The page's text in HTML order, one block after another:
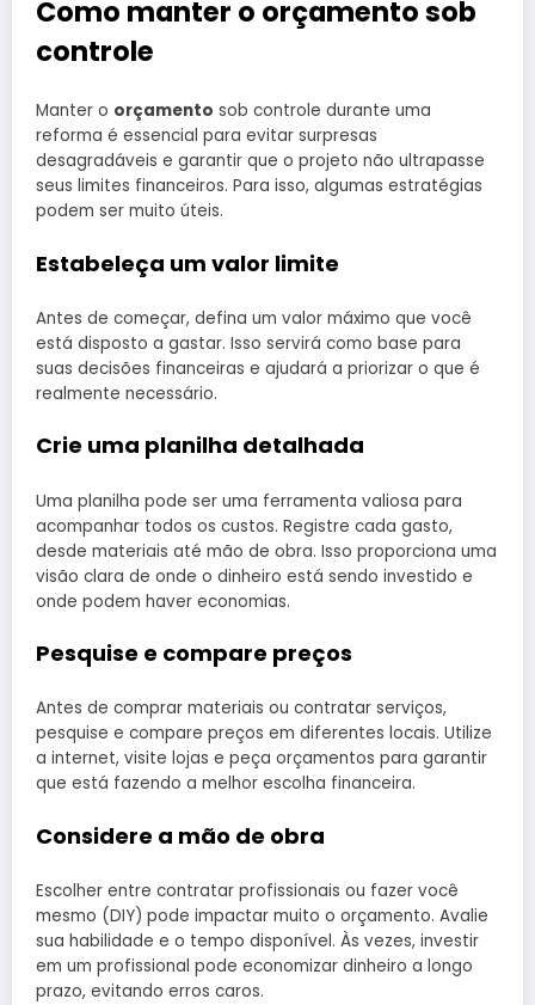
Como manter o orçamento sob
controle
Manter o orçamento sob controle durante uma
reforma é essencial para evitar surpresas
desagradáveis e garantir que o projeto não ultrapasse
seus limites financeiros. Para isso, algumas estratégias
podem ser muito úteis.
Estabeleça um valor limite
Antes de começar, defina um valor máximo que você
está disposto a gastar. Isso servirá como base para
suas decisões financeiras e ajudará a priorizar o que é
realmente necessário.
Crie uma planilha detalhada
Uma planilha pode ser uma ferramenta valiosa para
acompanhar todos os custos. Registre cada gasto,
desde materiais até mão de obra. Isso proporciona uma
visão clara de onde o dinheiro está sendo investido e
onde podem haver economias.
Pesquise e compare preços
Antes de comprar materiais ou contratar serviços,
pesquise e compare preços em diferentes locais. Utilize
a internet, visite lojas e peça orçamentos para garantir
que está fazendo a melhor escolha financeira.
Considere a mão de obra
Escolher entre contratar profissionais ou fazer você
mesmo (DIY) pode impactar muito o orçamento. Avalie
sua habilidade e o tempo disponível. Às vezes, investir
em um profissional pode economizar dinheiro a longo
prazo, evitando erros caros.